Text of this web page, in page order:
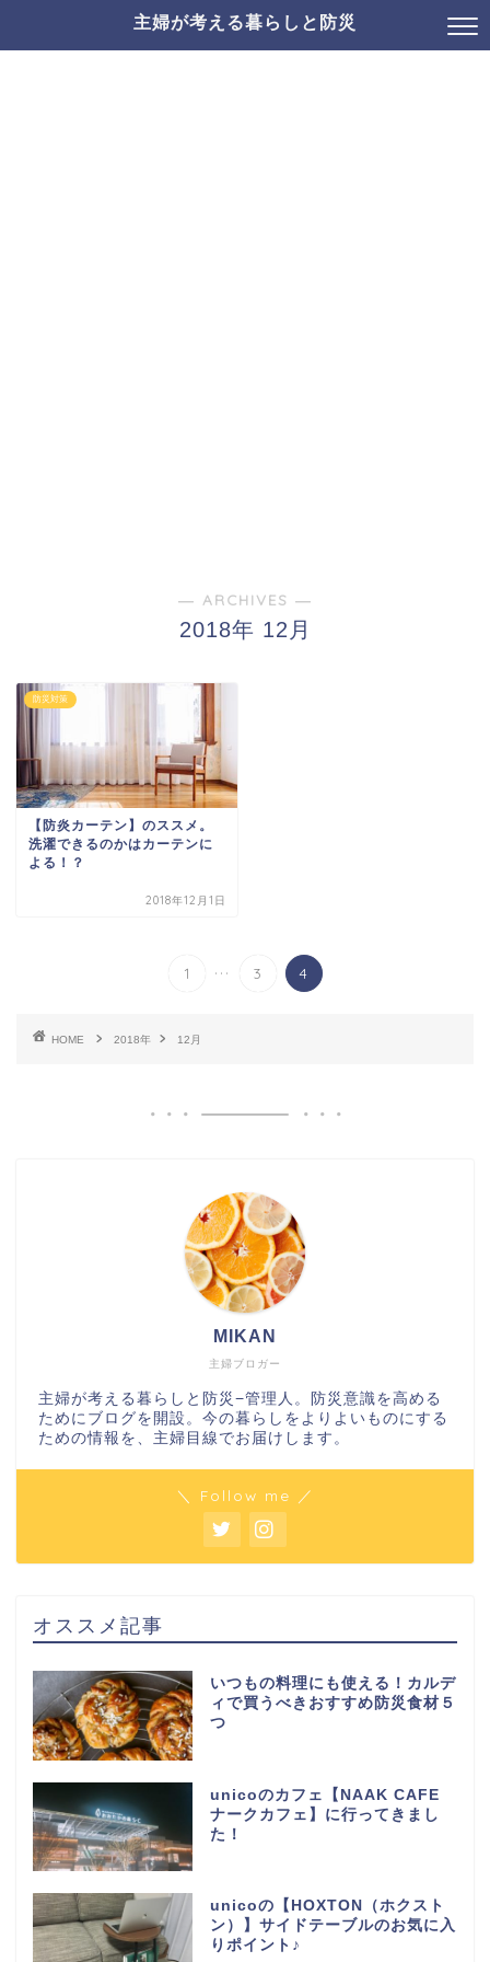
主婦が考える暮らしと防災
― ARCHIVES ―
2018年 12月
防災対策
【防炎カーテン】のススメ。
洗濯できるのかはカーテンに
よる！？
2018年12月1日
1 ... 3 4
HOME 2018年 12月
主婦ブロガー
MIKAN
主婦が考える暮らしと防災−管理人。防災意識を高める
ためにブログを開設。今の暮らしをよりよいものにする
ための情報を、主婦目線でお届けします。
＼ Follow me ／
オススメ記事
いつもの料理にも使える！カルデ
ィで買うべきおすすめ防災食材５
つ
unicoのカフェ【NAAK CAFE
ナークカフェ】に行ってきまし
た！
unicoの【HOXTON（ホクスト
ン）】サイドテーブルのお気に入
りポイント♪